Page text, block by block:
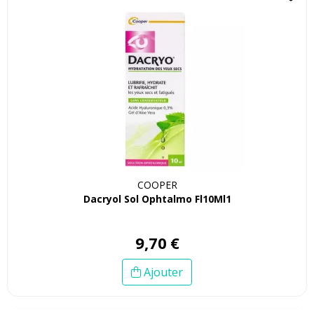
COOPER
Dacryol Sol Ophtalmo Fl10Ml1
9,70 €
Ajouter